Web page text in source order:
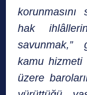
hak
savunmak,”
kamu hizmeti
üzere